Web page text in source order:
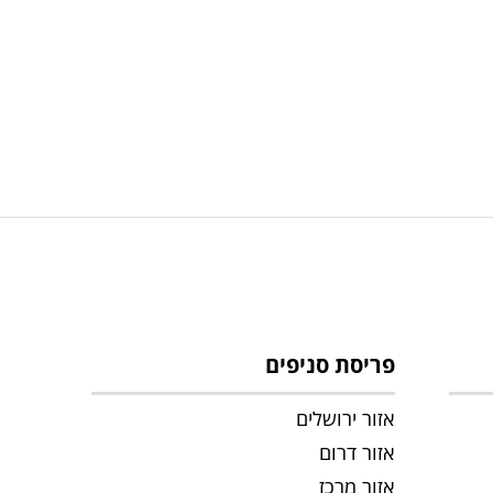
פריסת סניפים
אזור ירושלים
אזור דרום
אזור מרכז